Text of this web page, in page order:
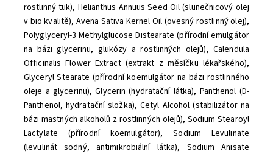
rostlinný tuk), Helianthus Annuus Seed Oil (slunečnicový olej
v bio kvalitě), Avena Sativa Kernel Oil (ovesný rostlinný olej),
Polyglyceryl-3 Methylglucose Distearate (přírodní emulgátor
na bázi glycerinu, glukózy a rostlinných olejů), Calendula
Officinalis Flower Extract (extrakt z měsíčku lékařského),
Glyceryl Stearate (přírodní koemulgátor na bázi rostlinného
oleje a glycerinu), Glycerin (hydratační látka), Panthenol (D-
Panthenol, hydratační složka), Cetyl Alcohol (stabilizátor na
bázi mastných alkoholů z rostlinných olejů), Sodium Stearoyl
Lactylate (přírodní koemulgátor), Sodium Levulinate
(levulinát sodný, antimikrobiální látka), Sodium Anisate